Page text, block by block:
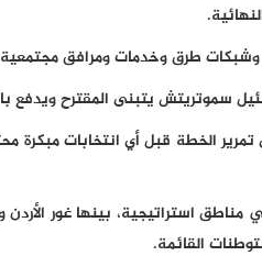
طرق وخدمات ومرافق
سموتريتش يتبنى المقترح ويدفع
الخطة قبل أي انتخابات مبكرة
استراتيجية، بينها غور
القائمة.